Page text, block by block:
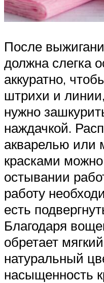
После
должна слегка
аккуратно,
штрихи и
нужно
наждачкой.
акварелью или
красками
остывании
работу
есть
Благодаря
обретает
натуральный
насыщенность